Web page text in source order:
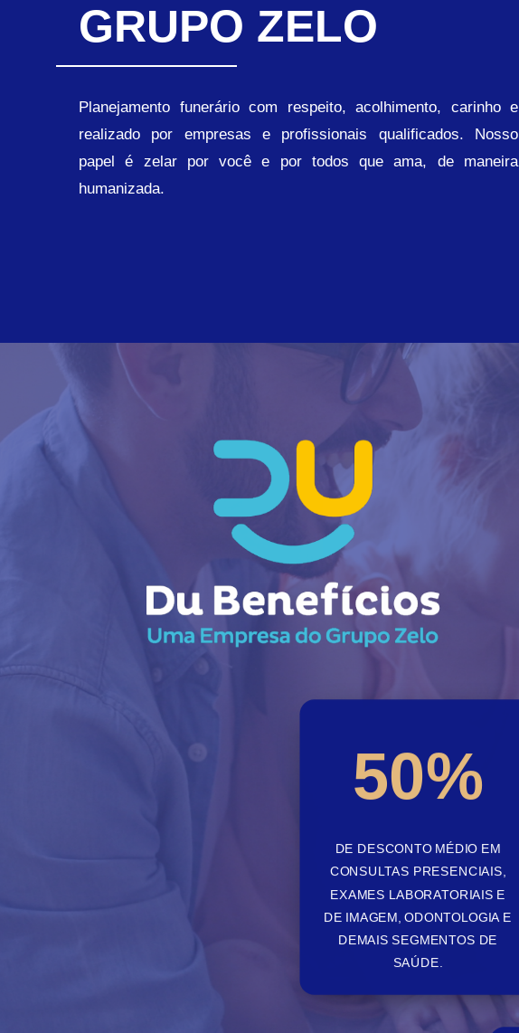
GRUPO ZELO
Planejamento funerário com respeito, acolhimento, carinho e
realizado por empresas e profissionais qualificados. Nosso
papel é zelar por você e por todos que ama, de maneira
humanizada.
50%
DE DESCONTO MÉDIO EM
CONSULTAS PRESENCIAIS,
EXAMES LABORATORIAIS E
DE IMAGEM, ODONTOLOGIA E
DEMAIS SEGMENTOS DE
SAÚDE.